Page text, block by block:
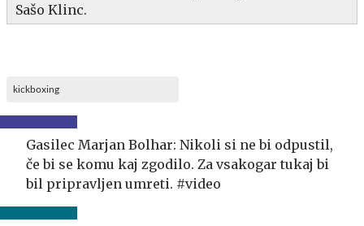
Sašo Klinc.
kickboxing
Gasilec Marjan Bolhar: Nikoli si ne bi odpustil,
če bi se komu kaj zgodilo. Za vsakogar tukaj bi
bil pripravljen umreti. #video